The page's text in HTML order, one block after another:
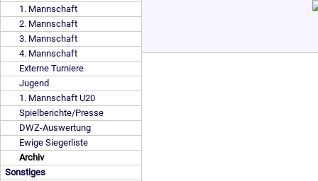
1. Mannschaft
2. Mannschaft
3. Mannschaft
4. Mannschaft
Externe Turniere
Jugend
1. Mannschaft U20
Spielberichte/Presse
DWZ-Auswertung
Ewige Siegerliste
Archiv
Sonstiges